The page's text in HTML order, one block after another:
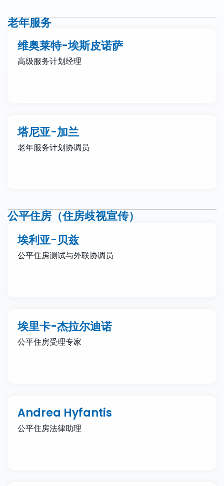
老年服务
维奥莱特-埃斯皮诺萨
高级服务计划经理
塔尼亚-加兰
老年服务计划协调员
公平住房（住房歧视宣传）
埃利亚-贝兹
公平住房测试与外联协调员
埃里卡-杰拉尔迪诺
公平住房受理专家
Andrea Hyfantis
公平住房法律助理